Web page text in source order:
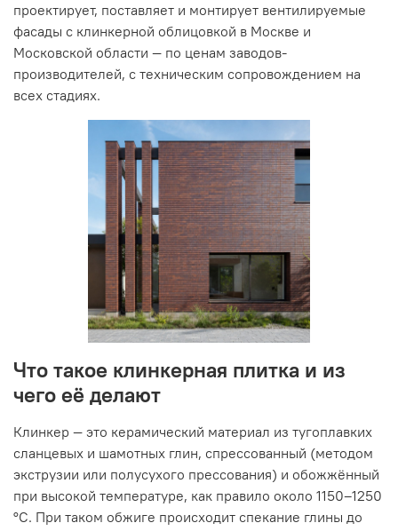
проектирует, поставляет и монтирует вентилируемые
фасады с клинкерной облицовкой в Москве и
Московской области — по ценам заводов-
производителей, с техническим сопровождением на
всех стадиях.
Что такое клинкерная плитка и из
чего её делают
Клинкер — это керамический материал из тугоплавких
сланцевых и шамотных глин, спрессованный (методом
экструзии или полусухого прессования) и обожжённый
при высокой температуре, как правило около 1150–1250
°C. При таком обжиге происходит спекание глины до